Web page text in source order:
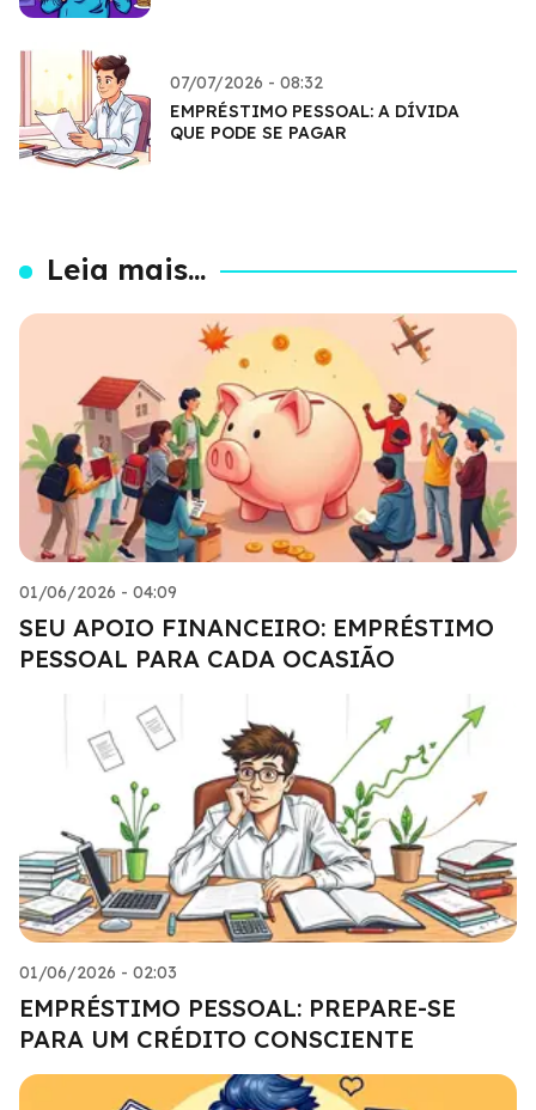
07/07/2026 - 08:32
EMPRÉSTIMO PESSOAL: A DÍVIDA
QUE PODE SE PAGAR
Leia mais...
01/06/2026 - 04:09
SEU APOIO FINANCEIRO: EMPRÉSTIMO
PESSOAL PARA CADA OCASIÃO
01/06/2026 - 02:03
EMPRÉSTIMO PESSOAL: PREPARE-SE
PARA UM CRÉDITO CONSCIENTE